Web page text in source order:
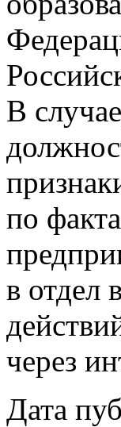
В
по
в отдел
через
Дата